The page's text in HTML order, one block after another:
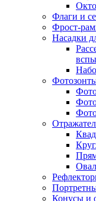
Флаги и
Фрост-
Насадки
Конусы и